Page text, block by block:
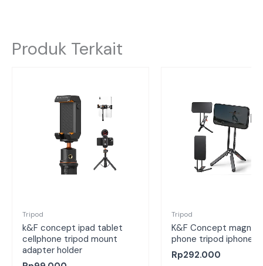
Produk Terkait
Tripod
k&F concept ipad tablet
cellphone tripod mount
adapter holder
Tripod
K&F Concept
phone tripod iphone
Rp292.000